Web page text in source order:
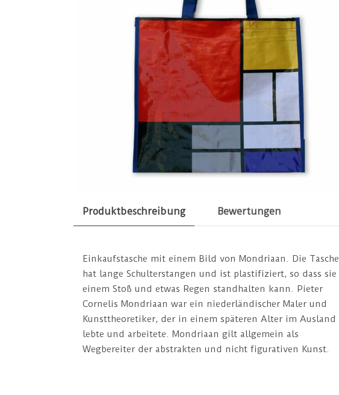
Produktbeschreibung Bewertungen
Einkaufstasche mit einem Bild von Mondriaan. Die Tasche
hat lange Schulterstangen und ist plastifiziert, so dass sie
einem Stoß und etwas Regen standhalten kann. Pieter
Cornelis Mondriaan war ein niederländischer Maler und
Kunsttheoretiker, der in einem späteren Alter im Ausland
lebte und arbeitete. Mondriaan gilt allgemein als
Wegbereiter der abstrakten und nicht figurativen Kunst.